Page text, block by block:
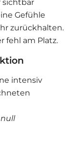
sichtbar
Gefühle
zurückhalten.
fehl am Platz.
intensiv